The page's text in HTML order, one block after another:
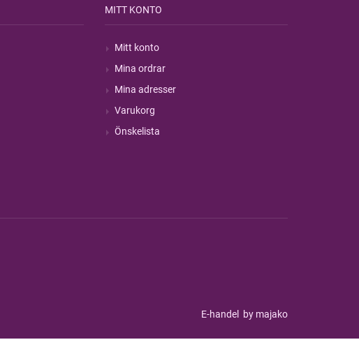
MITT KONTO
Mitt konto
Mina ordrar
Mina adresser
Varukorg
Önskelista
E-handel by majako